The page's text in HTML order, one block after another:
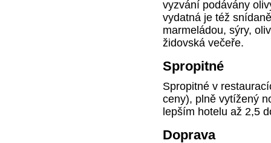
vyzvání podávány
vydatná je též
marmeládou, sýry,
židovská večeře.
Spropitné
Spropitné v
ceny), plně vytížený
lepším hotelu až 2,5
Doprava